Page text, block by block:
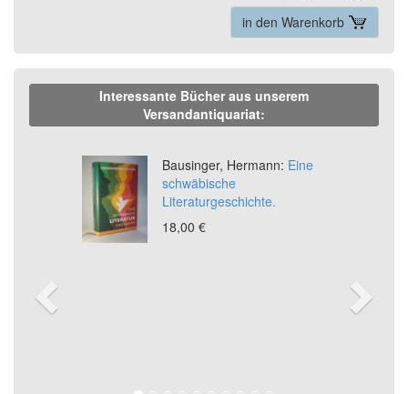
in den Warenkorb
Interessante Bücher aus unserem
Versandantiquariat:
Bausinger, Hermann: Eine
schwäbische
Literaturgeschichte.
18,00 €
Previous